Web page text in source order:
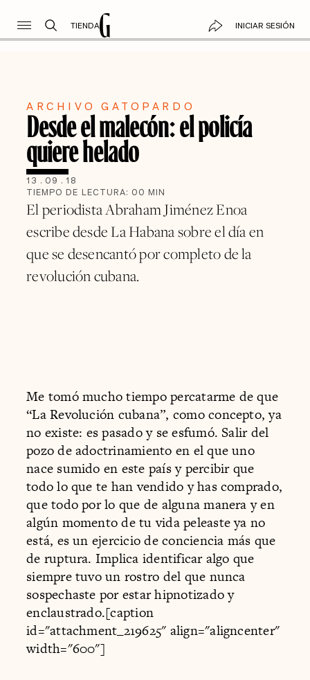
TIENDA INICIAR SESIÓN
ARCHIVO GATOPARDO
Desde el malecón: el policía
quiere helado
13 . 09 . 18
TIEMPO DE LECTURA: 00 MIN
El periodista Abraham Jiménez Enoa
escribe desde La Habana sobre el día en
que se desencantó por completo de la
revolución cubana.
Me tomó mucho tiempo percatarme de que
“La Revolución cubana”, como concepto, ya
no existe: es pasado y se esfumó. Salir del
pozo de adoctrinamiento en el que uno
nace sumido en este país y percibir que
todo lo que te han vendido y has comprado,
que todo por lo que de alguna manera y en
algún momento de tu vida peleaste ya no
está, es un ejercicio de conciencia más que
de ruptura. Implica identificar algo que
siempre tuvo un rostro del que nunca
sospechaste por estar hipnotizado y
enclaustrado.[caption
id="attachment_219625" align="aligncenter"
width="600"]